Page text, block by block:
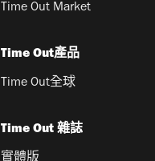
Time Out Market
Time Out產品
Time Out全球
Time Out 雜誌